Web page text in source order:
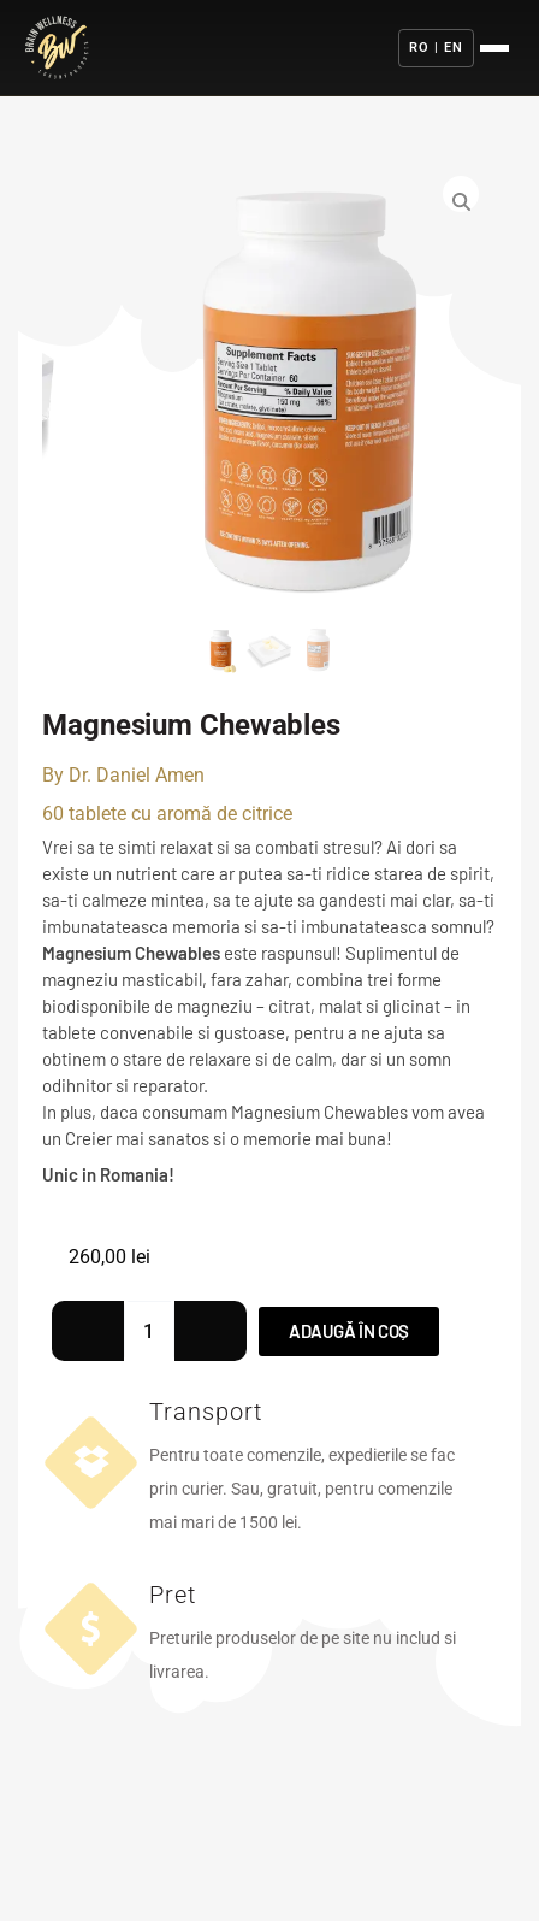
RO | EN
Magnesium Chewables
By Dr. Daniel Amen
60 tablete cu aromă de citrice
Vrei sa te simti relaxat si sa combati stresul? Ai dori sa
existe un nutrient care ar putea sa-ti ridice starea de spirit,
sa-ti calmeze mintea, sa te ajute sa gandesti mai clar, sa-ti
imbunatateasca memoria si sa-ti imbunatateasca somnul?
Magnesium Chewables este raspunsul! Suplimentul de
magneziu masticabil, fara zahar, combina trei forme
biodisponibile de magneziu – citrat, malat si glicinat – in
tablete convenabile si gustoase, pentru a ne ajuta sa
obtinem o stare de relaxare si de calm, dar si un somn
odihnitor si reparator.
In plus, daca consumam Magnesium Chewables vom avea
un Creier mai sanatos si o memorie mai buna!
Unic in Romania!
260,00 lei
ADAUGĂ ÎN COȘ
Transport
Pentru toate comenzile, expedierile se fac
prin curier. Sau, gratuit, pentru comenzile
mai mari de 1500 lei.
Pret
Preturile produselor de pe site nu includ si
livrarea.